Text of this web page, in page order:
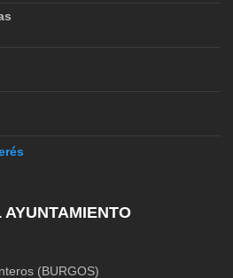
(BURGOS)